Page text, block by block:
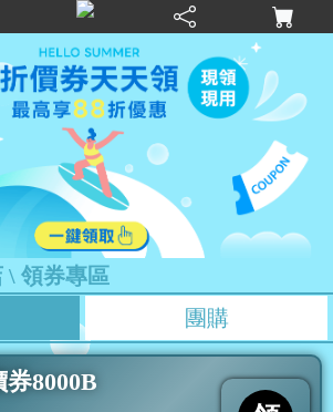
\ 領券專區
團購
8000B